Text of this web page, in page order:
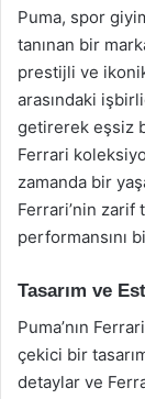
Puma, spor
tanınan bir
prestijli ve
arasındaki
getirerek eşsiz
Ferrari
zamanda bir
Ferrari’nin zarif
performansını
Tasarım ve
Puma’nın
çekici bir
detaylar ve